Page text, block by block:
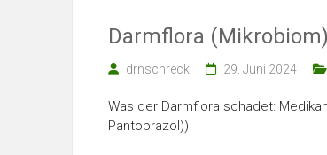
Darmflora (Mikrobiom)
drnschreck 29. Juni 2024
Was der Darmflora schadet:
Pantoprazol))